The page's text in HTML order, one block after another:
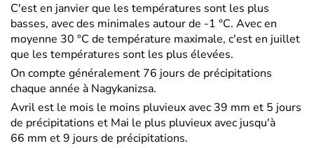
C'est en janvier que les températures sont les plus
basses, avec des minimales autour de -1 °C. Avec en
moyenne 30 °C de température maximale, c'est en juillet
que les températures sont les plus élevées.
On compte généralement 76 jours de précipitations
chaque année à Nagykanizsa.
Avril est le mois le moins pluvieux avec 39 mm et 5 jours
de précipitations et Mai le plus pluvieux avec jusqu'à
66 mm et 9 jours de précipitations.